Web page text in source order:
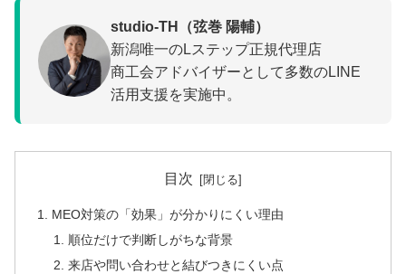
studio-TH（弦巻 陽輔）
新潟唯一のLステップ正規代理店
商工会アドバイザーとして多数のLINE
活用支援を実施中。
目次
MEO対策の「効果」が分かりにくい理由
順位だけで判断しがちな背景
来店や問い合わせと結びつきにくい点